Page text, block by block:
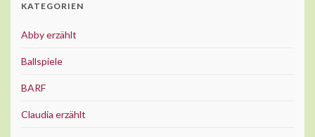
KATEGORIEN
Abby erzählt
Ballspiele
BARF
Claudia erzählt